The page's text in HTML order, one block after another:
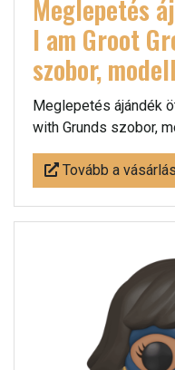
Meglepetés
I am Groot
szobor,
Meglepetés ájándék
with Grunds szobor,
Tovább a